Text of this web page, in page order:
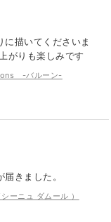
描いてくださいま
がりも楽しみです
-バルーン-
きました。
ーニュ ダムール ）